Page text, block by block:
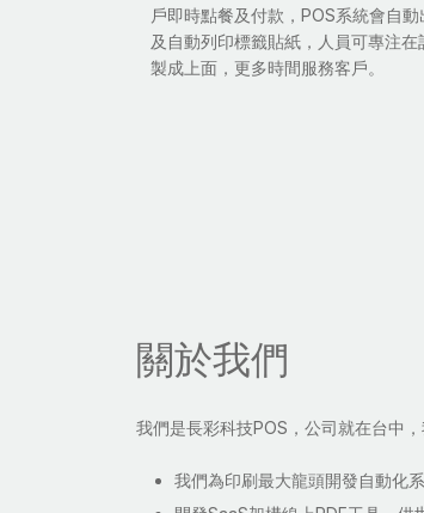
戶即時點餐及付款，POS系統會自動
及自動列印標籤貼紙，人員可專注在
製成上面，更多時間服務客戶。
關於我們
我們是長彩科技POS，公司就在台中
我們為印刷最大龍頭開發自動化